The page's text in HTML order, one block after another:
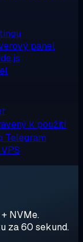
panel
k použití
Telegram
NVMe.
za 60 sekund.